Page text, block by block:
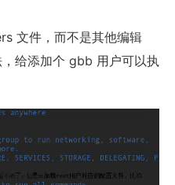
文件，而不是其他编辑
给添加个 gbb 用户可以执